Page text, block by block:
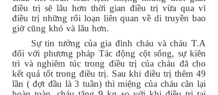
điều trị sẽ lâu hơn thời gian điều trị vừa qua vì
điều trị những rối loạn liên quan về di truyền bao
giờ cũng khó và lâu hơn.
Sự tin tưởng của gia đình cháu và cháu T.A
đối với phương pháp Tác động cột sống, sự kiên
trì và nghiêm túc trong điều trị của cháu đã cho
kết quả tốt trong điều trị. Sau khi điều trị thêm 49
lần ( đợt đầu là 3 tuần) thì miệng của cháu cân lại